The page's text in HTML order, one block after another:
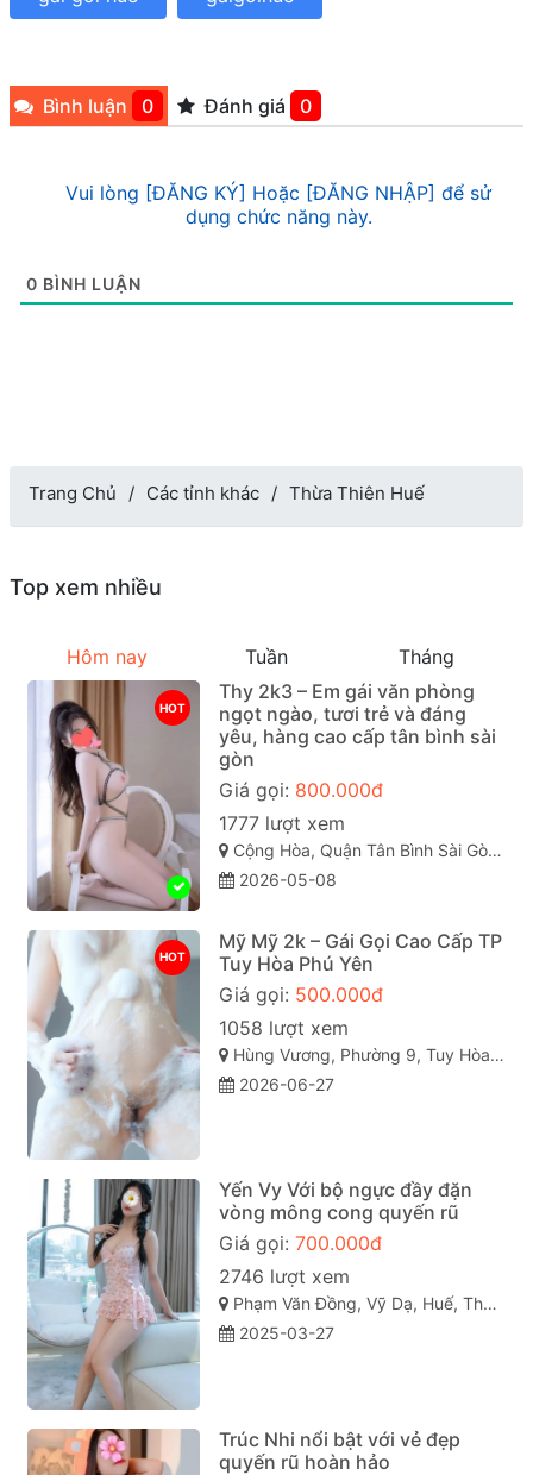
Bình luận 0 Đánh giá 0
Vui lòng [ĐĂNG KÝ] Hoặc [ĐĂNG NHẬP] để sử
dụng chức năng này.
0 BÌNH LUẬN
Trang Chủ Các tỉnh khác Thừa Thiên Huế
Top xem nhiều
Hôm nay Tuần Tháng
HOT
Thy 2k3 – Em gái văn phòng
ngọt ngào, tươi trẻ và đáng
yêu, hàng cao cấp tân bình sài
gòn
Giá gọi: 800.000đ
1777 lượt xem
Cộng Hòa, Quận Tân Bình Sài Gòn ( TP. Hồ Chí Minh )
2026-05-08
HOT
Mỹ Mỹ 2k – Gái Gọi Cao Cấp TP
Tuy Hòa Phú Yên
Giá gọi: 500.000đ
1058 lượt xem
Hùng Vương, Phường 9, Tuy Hòa, Phú Yên
2026-06-27
Yến Vy Với bộ ngực đầy đặn
vòng mông cong quyến rũ
Giá gọi: 700.000đ
2746 lượt xem
Phạm Văn Đồng, Vỹ Dạ, Huế, Thừa Thiên Huế
2025-03-27
Trúc Nhi nổi bật với vẻ đẹp
quyến rũ hoàn hảo